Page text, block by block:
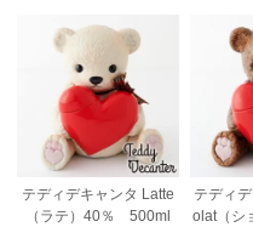
テディデキャンタ Latte
（ラテ）40％ 500ml
テディ
olat（シ